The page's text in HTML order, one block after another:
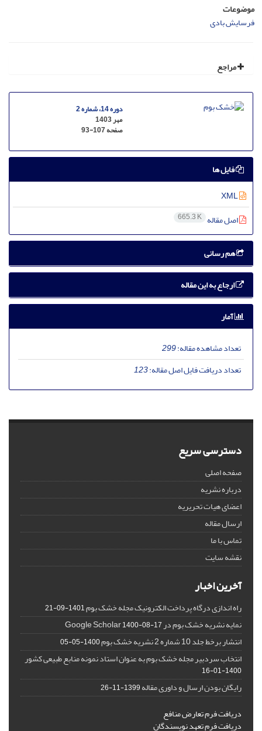
موضوعات
فرسایش بادی
مراجع
دوره 14، شماره 2
مهر 1403
صفحه93-107
فایل ها
اصل مقاله 665.3 K
هم رسانی
ارجاع به این مقاله
آمار
تعداد مشاهده مقاله:299
تعداد دریافت فایل اصل مقاله:123
دسترسی سریع
صفحه اصلی
درباره نشریه
اعضای هیات تحریریه
ارسال مقاله
تماس با ما
نقشه سایت
آخرین اخبار
راه اندازی درگاه پرداخت الکترونیک مجله خشک بوم1401-09-21
نمایه نشریه خشک بوم در Google Scholar1400-08-17
انتشار برخط جلد 10 شماره 2 نشریه خشک بوم 1400-05-05
انتخاب سردبیر مجله خشک بوم به عنوان استاد نمونه منابع طبیعی کشور
1400-01-16
رایگان بودن ارسال و داوری مقاله1399-11-26
دریافت فرم تعارض منافع
دریافت فرم تعهد نویسندگان